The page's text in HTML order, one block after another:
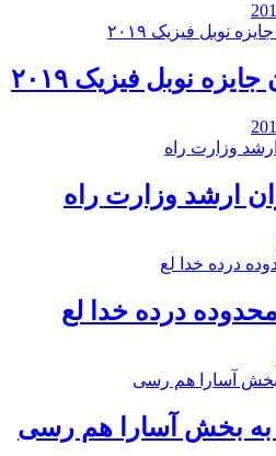
نوبل فیزیک ۲۰۱۹
ارشد وزارت راه
درده خدا لع
به بخش آسارا هم رسی